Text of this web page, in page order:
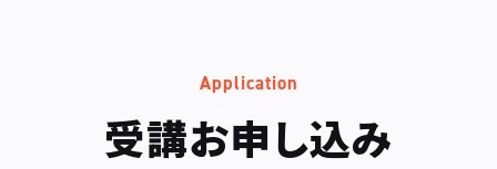
Application
受講お申し込み